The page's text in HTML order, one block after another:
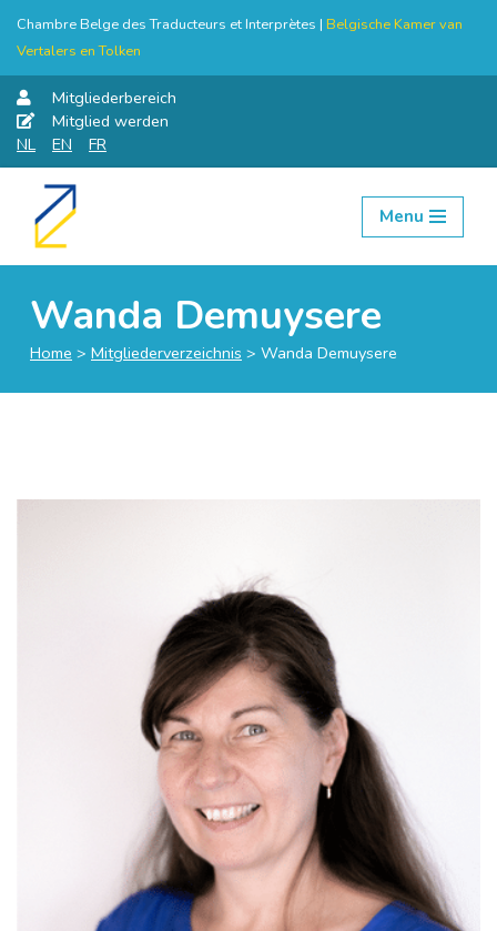
Chambre Belge des Traducteurs et Interprètes | Belgische Kamer van
Vertalers en Tolken
Mitgliederbereich
Mitglied werden
NL
EN FR
Skip
Menu
Wanda Demuysere
Home > Mitgliederverzeichnis > Wanda Demuysere